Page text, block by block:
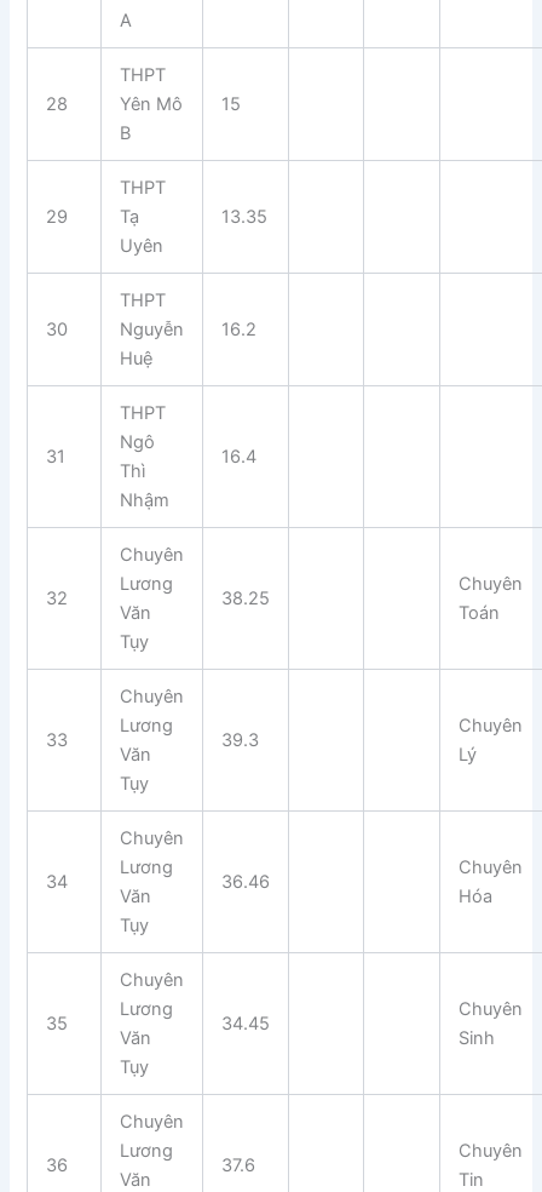
A
28
THPT
Yên Mô
B
15
29
THPT
Tạ
Uyên
13.35
30
THPT
Nguyễn
Huệ
16.2
31
THPT
Ngô
Thì
Nhậm
16.4
32
Chuyên
Lương
Văn
Tụy
38.25
Chuyên
Toán
33
Chuyên
Lương
Văn
Tụy
39.3
Chuyên
Lý
34
Chuyên
Lương
Văn
Tụy
36.46
Chuyên
Hóa
35
Chuyên
Lương
Văn
Tụy
34.45
Chuyên
Sinh
36
Chuyên
Lương
Văn
37.6
Chuyên
Tin